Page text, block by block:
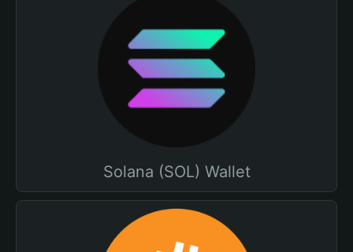
Solana (SOL) Wallet